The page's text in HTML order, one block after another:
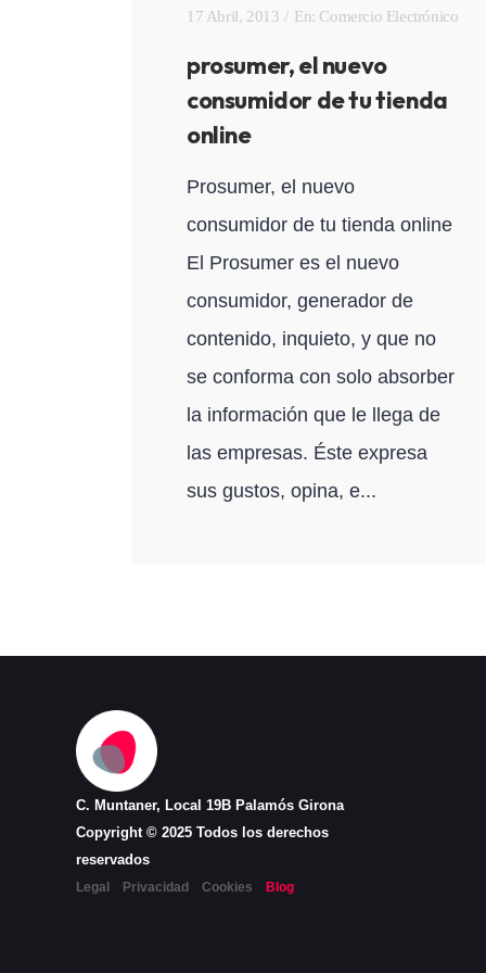
17 Abril, 2013 En: Comercio Electrónico
prosumer, el nuevo
consumidor de tu tienda
online
Prosumer, el nuevo
consumidor de tu tienda online
El Prosumer es el nuevo
consumidor, generador de
contenido, inquieto, y que no
se conforma con solo absorber
la información que le llega de
las empresas. Éste expresa
sus gustos, opina, e...
C. Muntaner, Local 19B Palamós Girona
Copyright © 2025 Todos los derechos
reservados
Legal Privacidad Cookies Blog